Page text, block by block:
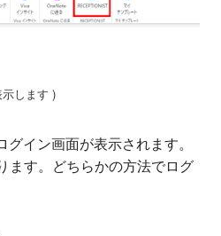
します )
イン画面が表示されます。
ます。どちらかの方法でログ